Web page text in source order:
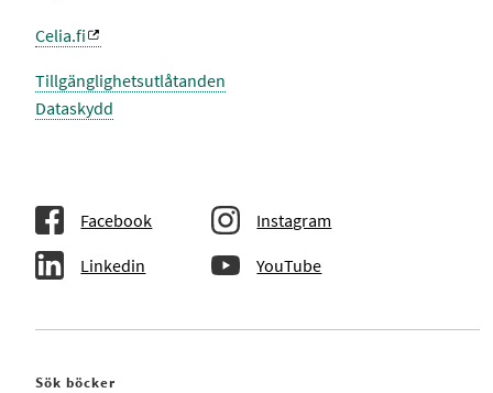
Celia.fi
Tillgänglighetsutlåtanden
Dataskydd
Facebook Instagram
Linkedin YouTube
Sök böcker